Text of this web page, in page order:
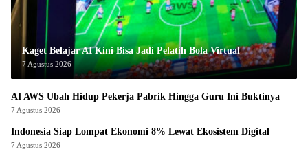
Kaget Belajar AI Kini Bisa Jadi Pelatih Bola Virtual
7 Agustus 2026
AI AWS Ubah Hidup Pekerja Pabrik Hingga Guru Ini Buktinya
7 Agustus 2026
Indonesia Siap Lompat Ekonomi 8% Lewat Ekosistem Digital
7 Agustus 2026